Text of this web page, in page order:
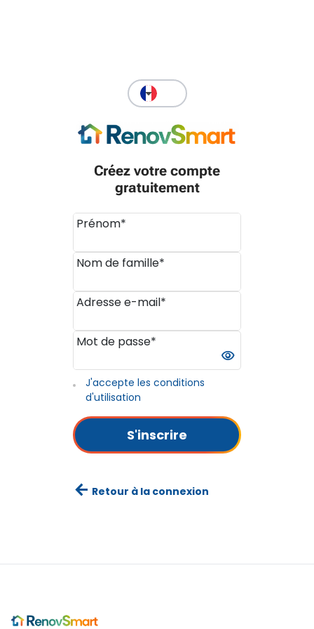
Créez votre compte
gratuitement
Prénom*
Nom de famille*
Adresse e-mail*
Mot de passe*
visibility
J'accepte les conditions
d'utilisation
S'inscrire
arrow_back Retour à la connexion